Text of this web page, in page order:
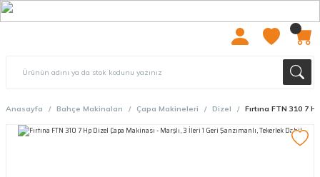
Anasayfa Bahçe Makinaları Çapa Makineleri Dizel Fırtına FTN 310 7